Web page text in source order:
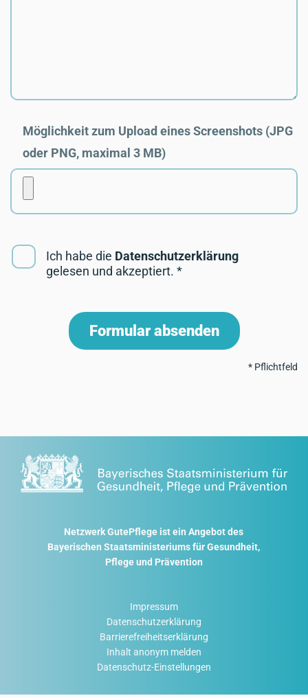
Möglichkeit zum Upload eines Screenshots (JPG
oder PNG, maximal 3 MB)
Ich habe die Daten­schutz­erklärung
gelesen und akzeptiert. *
Spamschutz*
Formular absenden
* Pflichtfeld
Netzwerk GutePflege ist ein Angebot des
Bayerischen Staatsministeriums für Gesundheit,
Pflege und Prävention
Impressum
Datenschutzerklärung
Barrierefreiheitserklärung
Inhalt anonym melden
Datenschutz-Einstellungen